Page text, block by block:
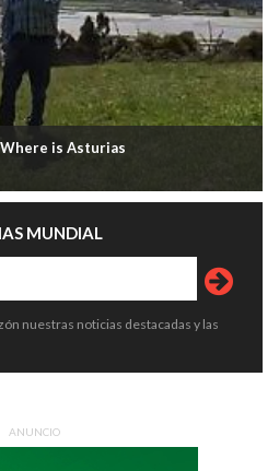
is Asturias
MUNDIAL
nuestras noticias destacadas y las
ANUNCIO